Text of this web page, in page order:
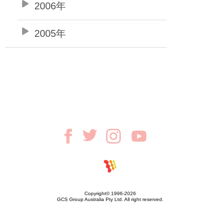
2006年
2005年
Copyright© 1996-2026
GCS Group Australia Pty Ltd. All right reserved.